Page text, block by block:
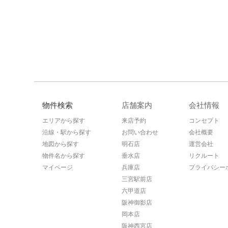
物件検索
エリアから探す
沿線・駅から探す
地図から探す
物件名から探す
マイページ
店舗案内
来店予約
お問い合わせ
明石店
垂水店
兵庫店
三宮駅前店
六甲道店
阪神御影店
岡本店
阪神西宮店
会社情報
コンセプト
会社概要
運営会社
リクルート
プライバシー